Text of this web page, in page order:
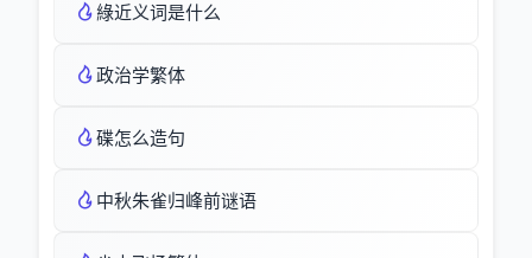
綠近义词是什么
政治学繁体
碟怎么造句
中秋朱雀归峰前谜语